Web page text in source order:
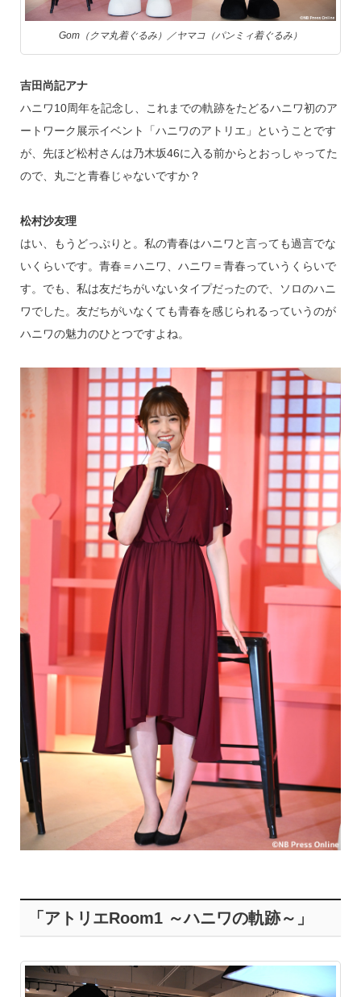
Gom（クマ丸着ぐるみ）／ヤマコ（パンミィ着ぐるみ）
吉田尚記アナ
ハニワ10周年を記念し、これまでの軌跡をたどるハニワ初のア
ートワーク展示イベント「ハニワのアトリエ」ということです
が、先ほど松村さんは乃木坂46に入る前からとおっしゃってた
ので、丸ごと青春じゃないですか？
松村沙友理
はい、もうどっぷりと。私の青春はハニワと言っても過言でな
いくらいです。青春＝ハニワ、ハニワ＝青春っていうくらいで
す。でも、私は友だちがいないタイプだったので、ソロのハニ
ワでした。友だちがいなくても青春を感じられるっていうのが
ハニワの魅力のひとつですよね。
「アトリエRoom1 ～ハニワの軌跡～」